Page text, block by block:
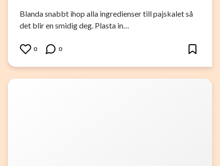
Blanda snabbt ihop alla ingredienser till pajskalet så
det blir en smidig deg. Plasta in…
0 0